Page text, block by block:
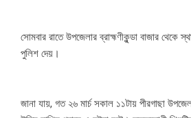
সোমবার রাতে উপজেলার ব্রাহ্মণীকুন্ডা বাজার
পুলিশ দেয়।
জানা যায়, গত ২৬ মার্চ সকাল ১১টায় পীরগাছা